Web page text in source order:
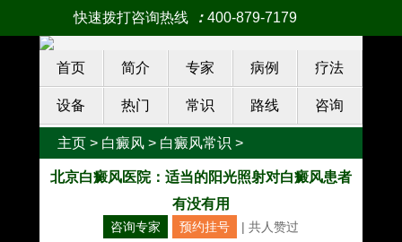
快速拨打咨询热线 ： 400-879-7179
首页 简介 专家 病例 疗法
设备 热门 常识 路线 咨询
主页 > 白癜风 > 白癜风常识 >
北京白癜风医院：适当的阳光照射对白癜风患者
有没有用
咨询专家 预约挂号 | 共人赞过